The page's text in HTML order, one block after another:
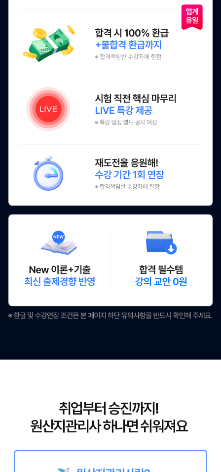
취업부터 승진까지!
원산지관리사 하나면 쉬워져요